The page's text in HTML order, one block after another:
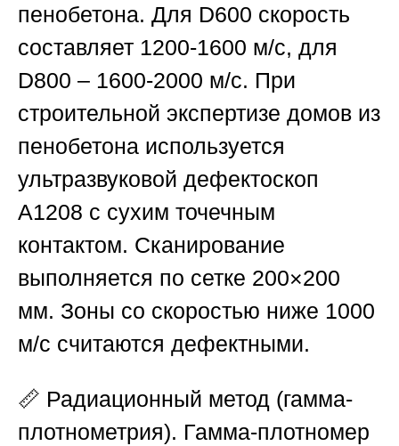
пенобетона. Для D600 скорость
составляет 1200-1600 м/с, для
D800 – 1600-2000 м/с. При
строительной экспертизе домов из
пенобетона используется
ультразвуковой дефектоскоп
А1208 с сухим точечным
контактом. Сканирование
выполняется по сетке 200×200
мм. Зоны со скоростью ниже 1000
м/с считаются дефектными.
📏 Радиационный метод (гамма-
плотнометрия). Гамма-плотномер